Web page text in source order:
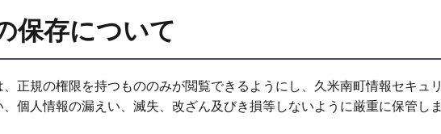
保存について
正規の権限を持つもののみが閲覧できるようにし、久米南町情報セキュリ
個人情報の漏えい、滅失、改ざん及びき損等しないように厳重に保管しま